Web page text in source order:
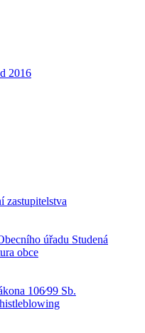
2016
zastupitelstva
úřadu Studená
obce
106⁄99 Sb.